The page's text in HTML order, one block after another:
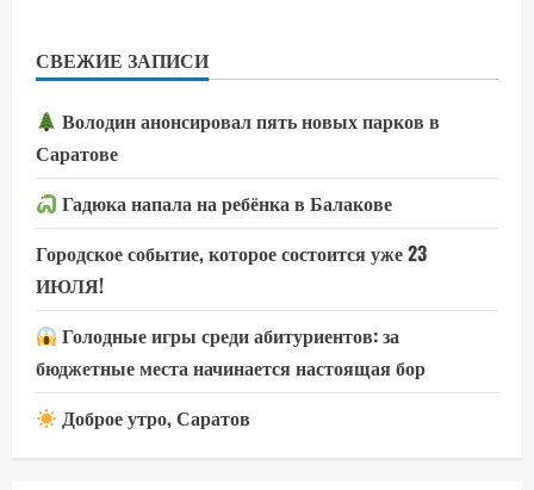
СВЕЖИЕ ЗАПИСИ
Володин анонсировал пять новых парков в
Саратове
Гадюка напала на ребёнка в Балакове
Городское событие, которое состоится уже 23
ИЮЛЯ!
Голодные игры среди абитуриентов: за
бюджетные места начинается настоящая бор
Доброе утро, Саратов